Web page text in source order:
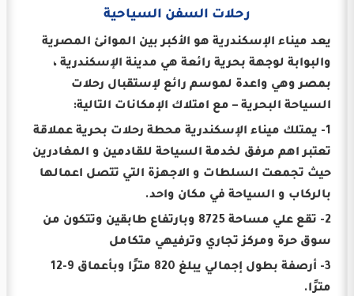
رحلات السفن السياحية
يعد ميناء الإسكندرية هو الأكبر بين الموانئ المصرية
والبوابة لوجهة بحرية رائعة هي مدينة الإسكندرية ،
بمصر وهي واعدة لموسم رائع لإستقبال رحلات
السياحة البحرية – مع امتلاك الإمكانات التالية:
1- يمتلك ميناء الإسكندرية محطة رحلات بحرية عملاقة
تعتبر اهم مرفق لخدمة السياحة للقادمين و المغادرين
حيث تجمعت السلطات و الاجهزة التي تتصل اعمالها
بالركاب و السياحة في مكان واحد.
2- تقع علي مساحة 8725 وبارتفاع طابقين وتتكون من
سوق حرة ومركز تجاري وترفيهي متكامل
3- أرصفة بطول إجمالي يبلغ 820 مترًا وبأعماق 9-12
مترًا.